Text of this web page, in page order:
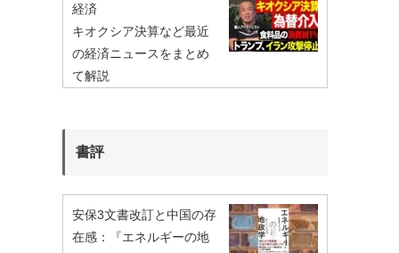
経済
キオクシア決算など最近
の経済ニュースをまとめ
て解説
書評
安保3文書改訂と中国の存
在感：『エネルギーの地